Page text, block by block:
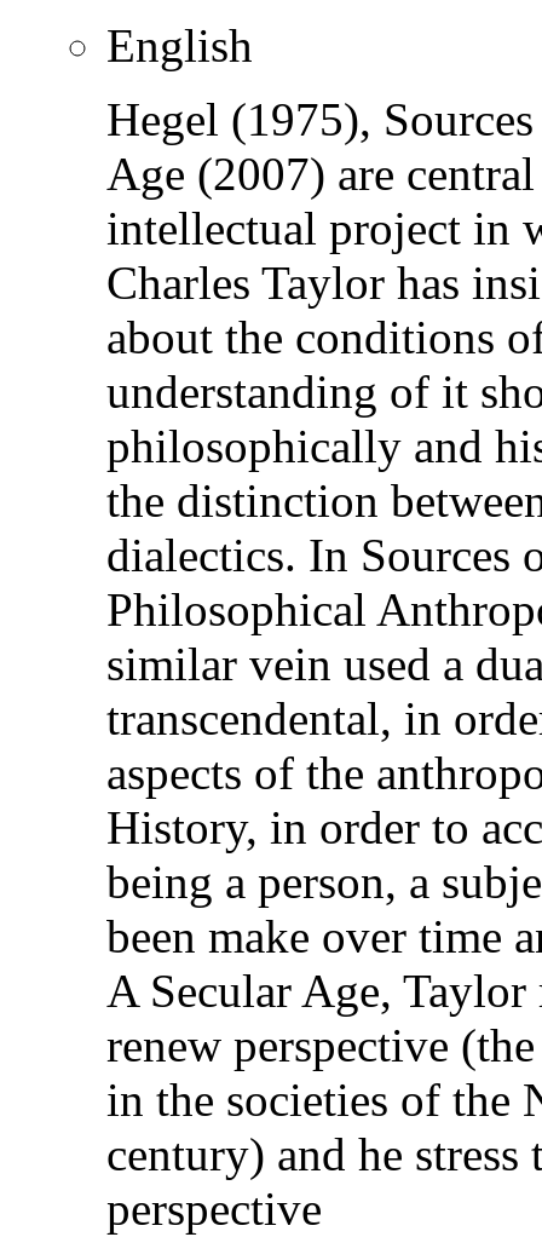
English
Hegel (1975),
Age (2007) are
intellectual project in
Charles Taylor has
about the conditions
understanding of it
philosophically and
the distinction
dialectics. In Sources
Philosophical
similar vein used a
transcendental, in
aspects of the
History, in order to
being a person, a
been make over time
A Secular Age,
renew perspective
in the societies of the
century) and he
perspective